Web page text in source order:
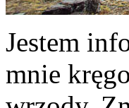
Jestem
mnie